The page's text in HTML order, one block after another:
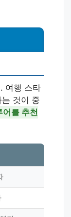
여행 스타
것이 중
를 추천